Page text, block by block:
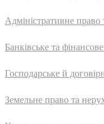
Адмiнiстративне право
Банківське та
Господарське й
Земельне право та